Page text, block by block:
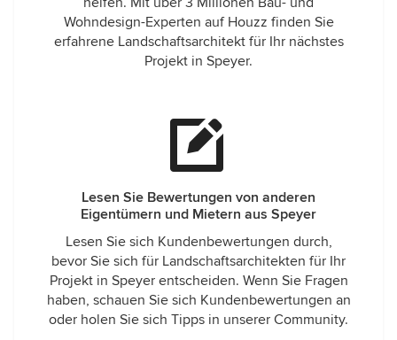
Wohndesign-Experten auf Houzz finden Sie
erfahrene Landschaftsarchitekt für Ihr nächstes
Projekt in Speyer.
Lesen Sie Bewertungen von anderen
Eigentümern und Mietern aus Speyer
Lesen Sie sich Kundenbewertungen durch,
bevor Sie sich für Landschaftsarchitekten für Ihr
Projekt in Speyer entscheiden. Wenn Sie Fragen
haben, schauen Sie sich Kundenbewertungen an
oder holen Sie sich Tipps in unserer Community.